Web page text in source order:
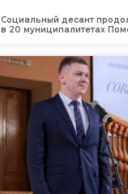
Социальный десант
в 20 муниципалитетах